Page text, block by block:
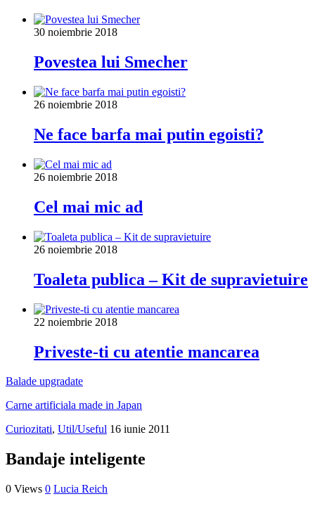
30 noiembrie 2018
Povestea lui Smecher
26 noiembrie 2018
Ne face barfa mai putin egoisti?
26 noiembrie 2018
Cel mai mic ad
26 noiembrie 2018
Toaleta publica – Kit de supravietuire
22 noiembrie 2018
Priveste-ti cu atentie mancarea
Balade upgradate
Carne artificiala made in Japan
Curiozitati, Util/Useful 16 iunie 2011
Bandaje inteligente
0 Views 0 Lucia Reich